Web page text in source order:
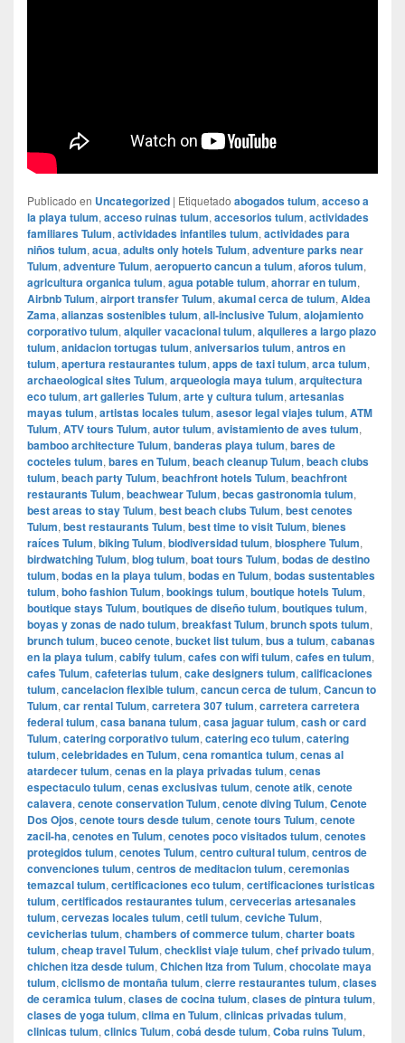
Publicado en Uncategorized | Etiquetado abogados tulum, acceso a
la playa tulum, acceso ruinas tulum, accesorios tulum, actividades
familiares Tulum, actividades infantiles tulum, actividades para
niños tulum, acua, adults only hotels Tulum, adventure parks near
Tulum, adventure Tulum, aeropuerto cancun a tulum, aforos tulum,
agricultura organica tulum, agua potable tulum, ahorrar en tulum,
Airbnb Tulum, airport transfer Tulum, akumal cerca de tulum, Aldea
Zama, alianzas sostenibles tulum, all-inclusive Tulum, alojamiento
corporativo tulum, alquiler vacacional tulum, alquileres a largo plazo
tulum, anidacion tortugas tulum, aniversarios tulum, antros en
tulum, apertura restaurantes tulum, apps de taxi tulum, arca tulum,
archaeological sites Tulum, arqueologia maya tulum, arquitectura
eco tulum, art galleries Tulum, arte y cultura tulum, artesanias
mayas tulum, artistas locales tulum, asesor legal viajes tulum, ATM
Tulum, ATV tours Tulum, autor tulum, avistamiento de aves tulum,
bamboo architecture Tulum, banderas playa tulum, bares de
cocteles tulum, bares en Tulum, beach cleanup Tulum, beach clubs
tulum, beach party Tulum, beachfront hotels Tulum, beachfront
restaurants Tulum, beachwear Tulum, becas gastronomia tulum,
best areas to stay Tulum, best beach clubs Tulum, best cenotes
Tulum, best restaurants Tulum, best time to visit Tulum, bienes
raíces Tulum, biking Tulum, biodiversidad tulum, biosphere Tulum,
birdwatching Tulum, blog tulum, boat tours Tulum, bodas de destino
tulum, bodas en la playa tulum, bodas en Tulum, bodas sustentables
tulum, boho fashion Tulum, bookings tulum, boutique hotels Tulum,
boutique stays Tulum, boutiques de diseño tulum, boutiques tulum,
boyas y zonas de nado tulum, breakfast Tulum, brunch spots tulum,
brunch tulum, buceo cenote, bucket list tulum, bus a tulum, cabanas
en la playa tulum, cabify tulum, cafes con wifi tulum, cafes en tulum,
cafes Tulum, cafeterias tulum, cake designers tulum, calificaciones
tulum, cancelacion flexible tulum, cancun cerca de tulum, Cancun to
Tulum, car rental Tulum, carretera 307 tulum, carretera carretera
federal tulum, casa banana tulum, casa jaguar tulum, cash or card
Tulum, catering corporativo tulum, catering eco tulum, catering
tulum, celebridades en Tulum, cena romantica tulum, cenas al
atardecer tulum, cenas en la playa privadas tulum, cenas
espectaculo tulum, cenas exclusivas tulum, cenote atik, cenote
calavera, cenote conservation Tulum, cenote diving Tulum, Cenote
Dos Ojos, cenote tours desde tulum, cenote tours Tulum, cenote
zacil-ha, cenotes en Tulum, cenotes poco visitados tulum, cenotes
protegidos tulum, cenotes Tulum, centro cultural tulum, centros de
convenciones tulum, centros de meditacion tulum, ceremonias
temazcal tulum, certificaciones eco tulum, certificaciones turisticas
tulum, certificados restaurantes tulum, cervecerias artesanales
tulum, cervezas locales tulum, cetli tulum, ceviche Tulum,
cevicherias tulum, chambers of commerce tulum, charter boats
tulum, cheap travel Tulum, checklist viaje tulum, chef privado tulum,
chichen itza desde tulum, Chichen Itza from Tulum, chocolate maya
tulum, ciclismo de montaña tulum, cierre restaurantes tulum, clases
de ceramica tulum, clases de cocina tulum, clases de pintura tulum,
clases de yoga tulum, clima en Tulum, clinicas privadas tulum,
clinicas tulum, clinics Tulum, cobá desde tulum, Coba ruins Tulum,